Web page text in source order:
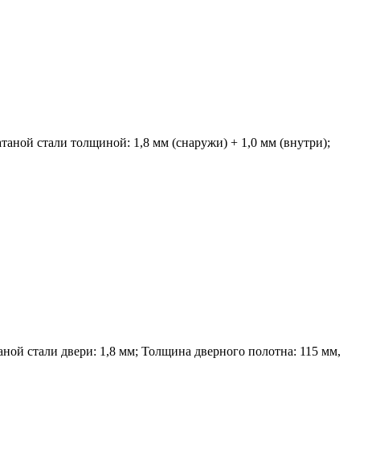
стали толщиной: 1,8 мм (снаружи) + 1,0 мм (внутри);
стали двери: 1,8 мм; Толщина дверного полотна: 115 мм,